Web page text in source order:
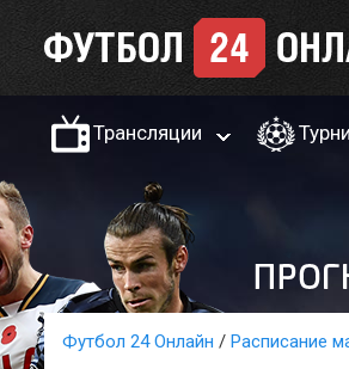
Трансляции
Футбол 24 Онлайн Расписание